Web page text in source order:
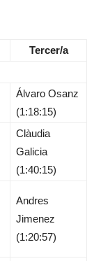
Tercer/a
Álvaro Osanz
(1:18:15)
Clàudia
Galicia
(1:40:15)
Andres
Jimenez
(1:20:57)